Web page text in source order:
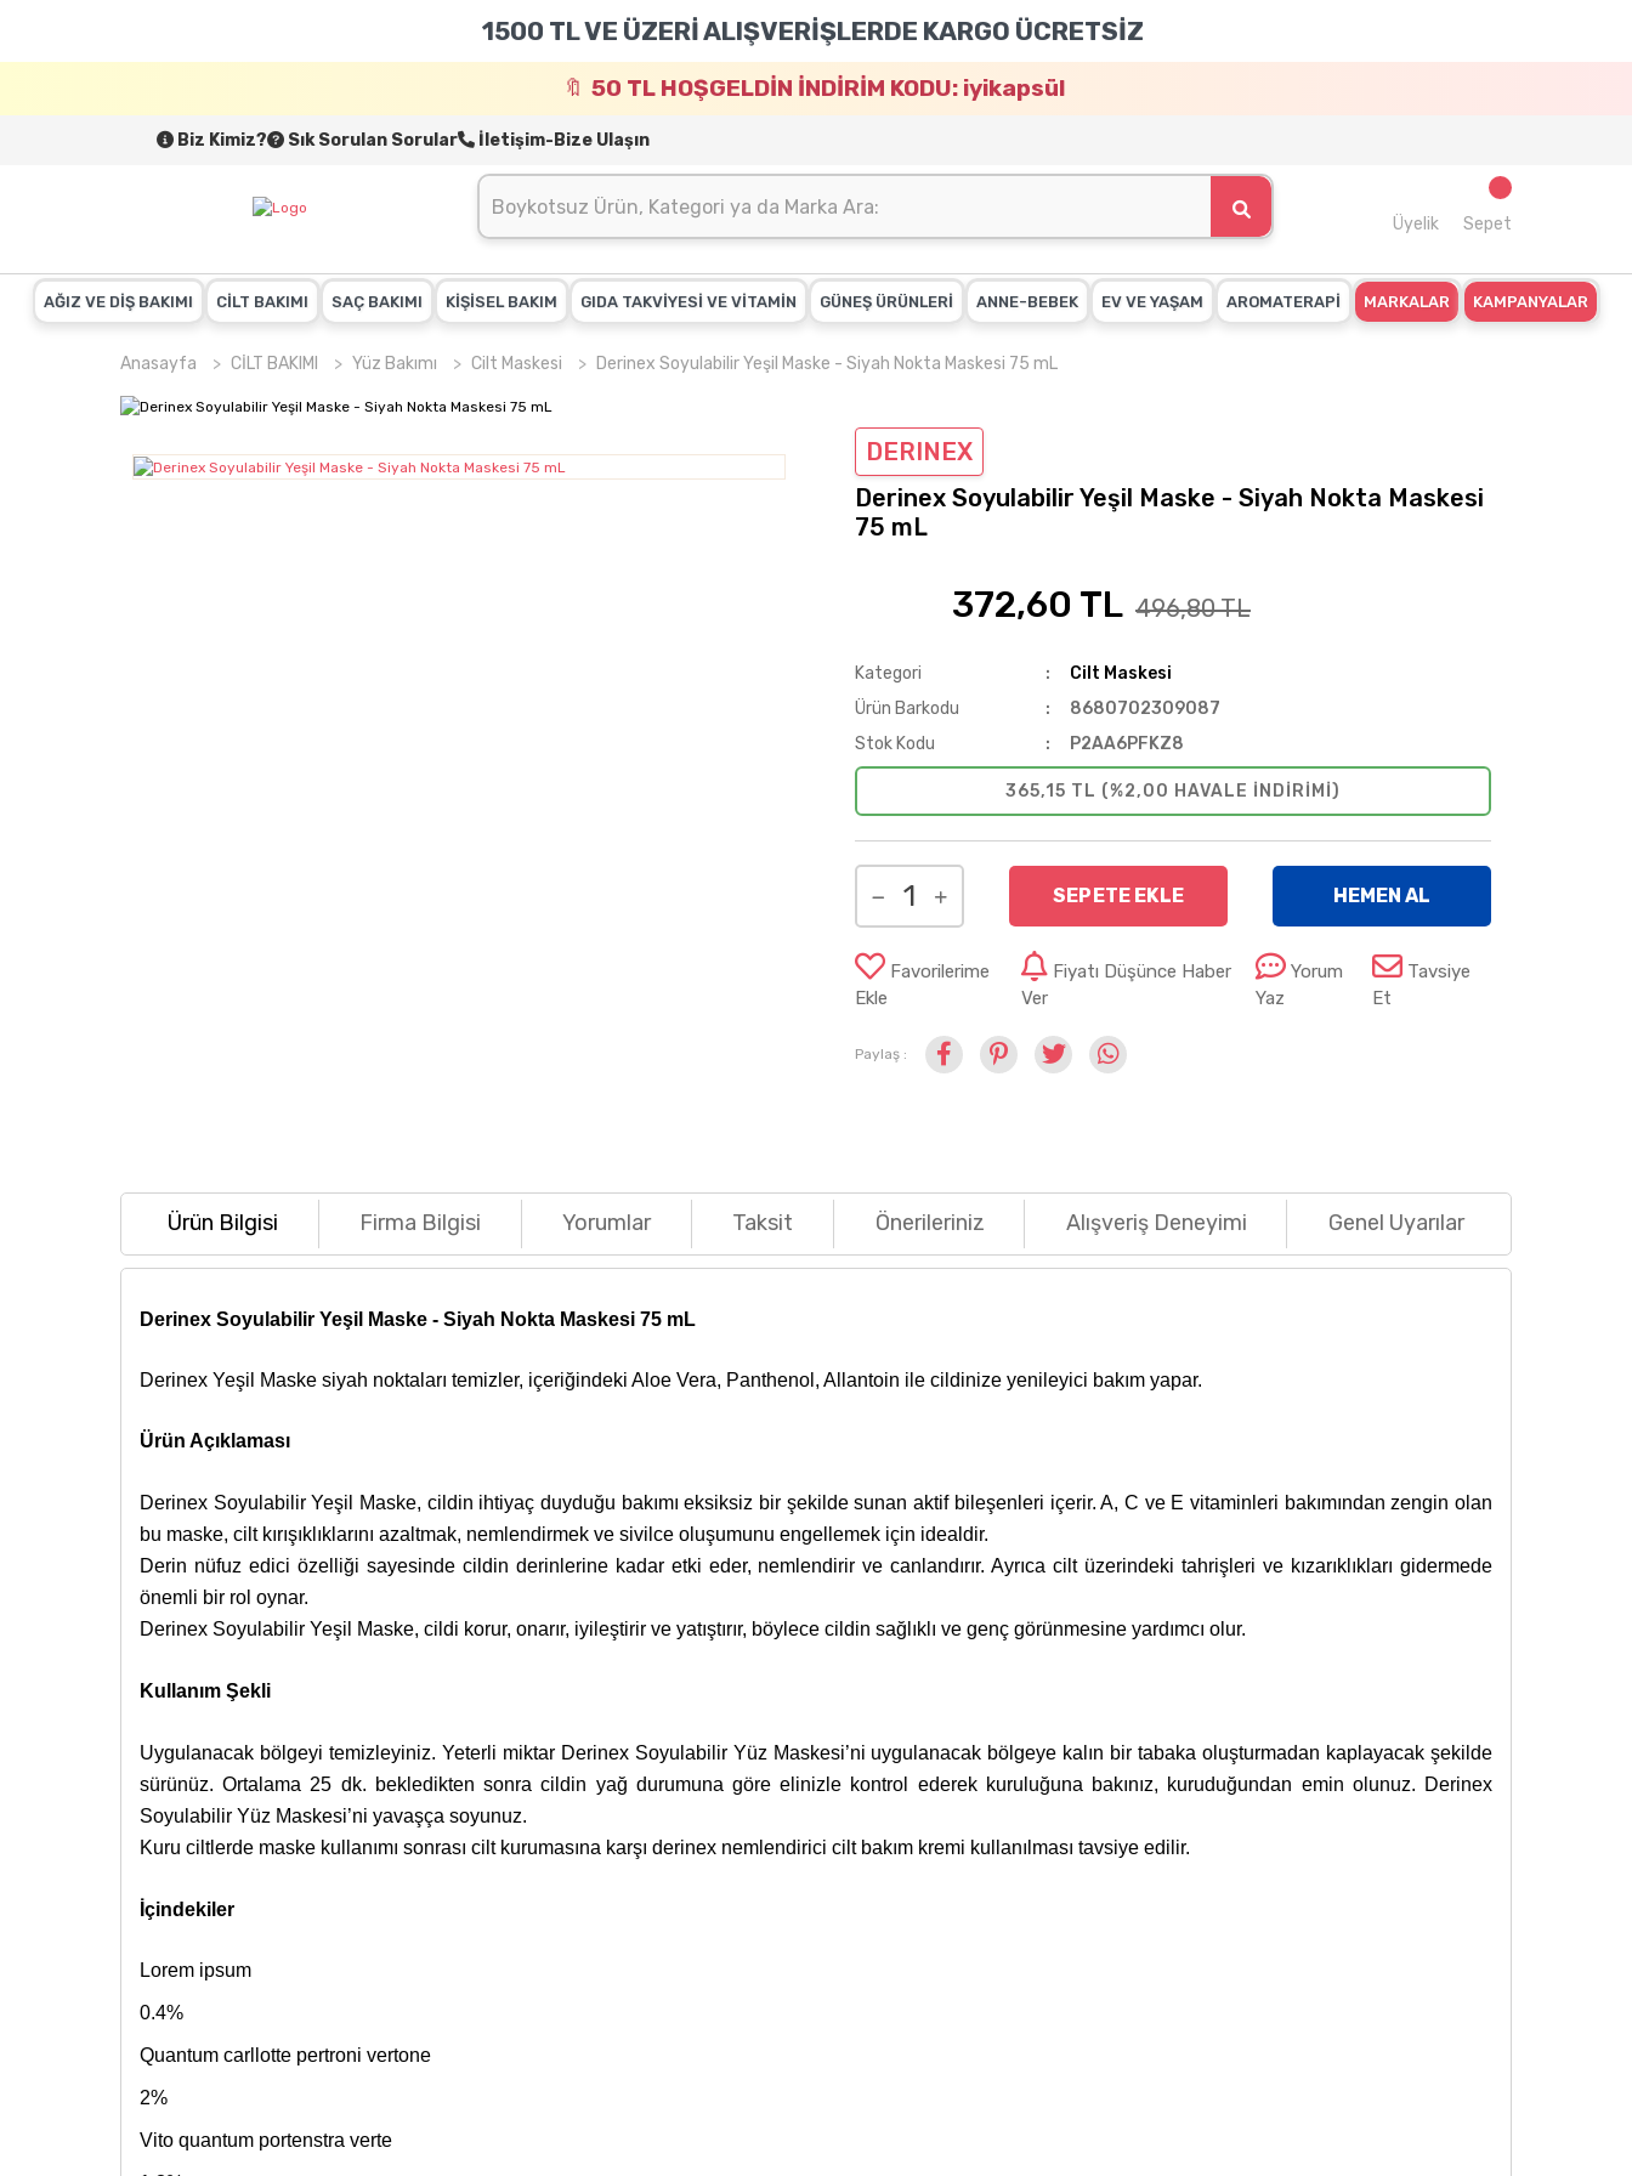
1500 TL VE ÜZERİ ALIŞVERİŞLERDE KARGO ÜCRETSİZ
50 TL HOŞGELDİN İNDİRİM KODU: iyikapsül
Biz Kimiz? Sık Sorulan Sorular İletişim-Bize Ulaşın
Üyelik Sepet
AĞIZ VE DİŞ BAKIMI CİLT BAKIMI SAÇ BAKIMI KİŞİSEL BAKIM GIDA TAKVİYESİ VE VİTAMİN GÜNEŞ ÜRÜNLERİ ANNE-BEBEK EV VE YAŞAM AROMATERAPİ MARKALAR KAMPANYALAR
Anasayfa CİLT BAKIMI Yüz Bakımı Cilt Maskesi Derinex Soyulabilir Yeşil Maske - Siyah Nokta Maskesi 75 mL
DERINEX
Derinex Soyulabilir Yeşil Maske - Siyah Nokta Maskesi
75 mL
372,60 TL 496,80 TL
Kategori
Cilt Maskesi
Ürün Barkodu
8680702309087
Stok Kodu
P2AA6PFKZ8
365,15 TL (%2,00 HAVALE INDIRIMI)
SEPETE EKLE HEMEN AL
Favorilerime
Ekle
Fiyatı Düşünce Haber
Ver
Yorum
Yaz
Tavsiye
Et
Paylaş :
Ürün Bilgisi Firma Bilgisi Yorumlar Taksit Önerileriniz Alışveriş Deneyimi Genel Uyarılar
Derinex Soyulabilir Yeşil Maske - Siyah Nokta Maskesi 75 mL
Derinex Yeşil Maske siyah noktaları temizler, içeriğindeki Aloe Vera, Panthenol, Allantoin ile cildinize yenileyici bakım yapar.
Ürün Açıklaması
Derinex Soyulabilir Yeşil Maske, cildin ihtiyaç duyduğu bakımı eksiksiz bir şekilde sunan aktif bileşenleri içerir. A, C ve E vitaminleri bakımından zengin olan
bu maske, cilt kırışıklıklarını azaltmak, nemlendirmek ve sivilce oluşumunu engellemek için idealdir.
Derin nüfuz edici özelliği sayesinde cildin derinlerine kadar etki eder, nemlendirir ve canlandırır. Ayrıca cilt üzerindeki tahrişleri ve kızarıklıkları gidermede
önemli bir rol oynar.
Derinex Soyulabilir Yeşil Maske, cildi korur, onarır, iyileştirir ve yatıştırır, böylece cildin sağlıklı ve genç görünmesine yardımcı olur.
Kullanım Şekli
Uygulanacak bölgeyi temizleyiniz. Yeterli miktar Derinex Soyulabilir Yüz Maskesi’ni uygulanacak bölgeye kalın bir tabaka oluşturmadan kaplayacak şekilde
sürünüz. Ortalama 25 dk. bekledikten sonra cildin yağ durumuna göre elinizle kontrol ederek kuruluğuna bakınız, kuruduğundan emin olunuz. Derinex
Soyulabilir Yüz Maskesi’ni yavaşça soyunuz.
Kuru ciltlerde maske kullanımı sonrası cilt kurumasına karşı derinex nemlendirici cilt bakım kremi kullanılması tavsiye edilir.
İçindekiler
Lorem ipsum
0.4%
Quantum carllotte pertroni vertone
2%
Vito quantum portenstra verte